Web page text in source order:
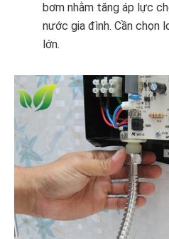
bơm nhằm tăng áp lực
nước gia đình. Cần chọn
lớn.